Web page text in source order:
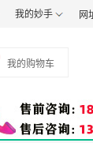
食品经营许可证
我的妙手 网
我的购物车